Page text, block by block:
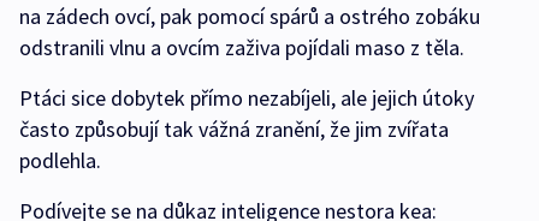
na zádech ovcí, pak pomocí spárů a ostrého zobáku
odstranili vlnu a ovcím zaživa pojídali maso z těla.
Ptáci sice dobytek přímo nezabíjeli, ale jejich útoky
často způsobují tak vážná zranění, že jim zvířata
podlehla.
Podívejte se na důkaz inteligence nestora kea: